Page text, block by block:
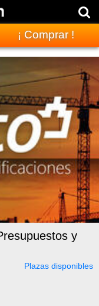
¡ Comprar !
y
Plazas disponibles